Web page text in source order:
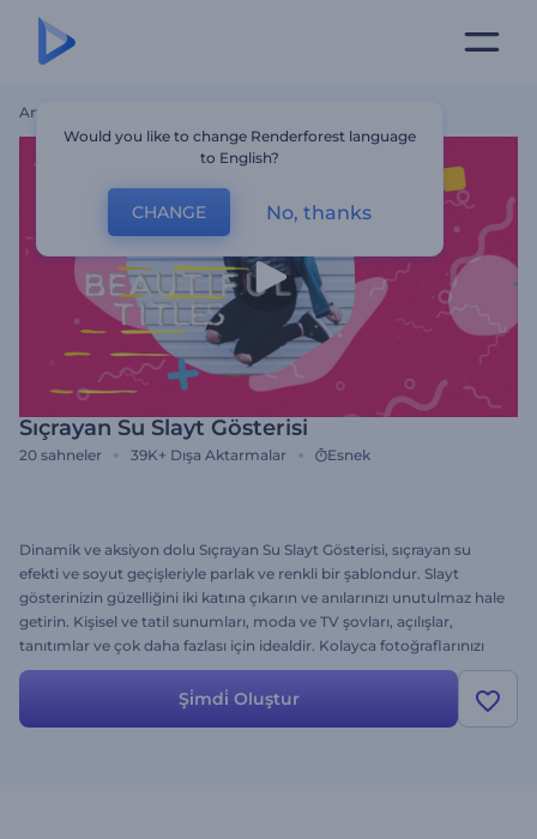
Ana Sayfa
Sıçrayan Su Slayt Gösterisi
20 sahneler 39K+ Dışa Aktarmalar Esnek
Dinamik ve aksiyon dolu Sıçrayan Su Slayt Gösterisi, sıçrayan su
efekti ve soyut geçişleriyle parlak ve renkli bir şablondur. Slayt
gösterinizin güzelliğini iki katına çıkarın ve anılarınızı unutulmaz hale
getirin. Kişisel ve tatil sunumları, moda ve TV şovları, açılışlar,
tanıtımlar ve çok daha fazlası için idealdir. Kolayca fotoğraflarınızı
yükleyin, metni değiştirin müzik ekleyin ve Renderforest ile
benzersiz ve etkileyici bir slayta sahip olun. Ücretsiz!
Şi̇mdi̇ Oluştur
Would you like to change Renderforest language
to English?
CHANGE No, thanks